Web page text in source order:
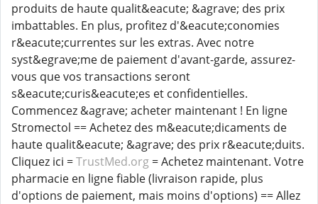
produits de haute qualit&eacute; &agrave; des prix
imbattables. En plus, profitez d'&eacute;conomies
r&eacute;currentes sur les extras. Avec notre
syst&egrave;me de paiement d'avant-garde, assurez-
vous que vos transactions seront
s&eacute;curis&eacute;es et confidentielles.
Commencez &agrave; acheter maintenant ! En ligne
Stromectol == Achetez des m&eacute;dicaments de
haute qualit&eacute; &agrave; des prix r&eacute;duits.
Cliquez ici =TrustMed.org = Achetez maintenant. Votre
pharmacie en ligne fiable (livraison rapide, plus
d'options de paiement, mais moins d'options) == Allez